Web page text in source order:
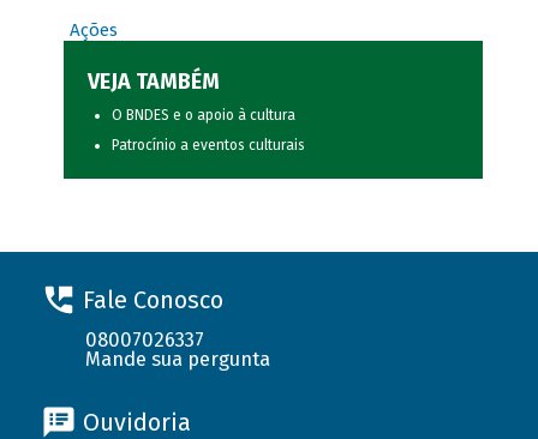
Ações
VEJA TAMBÉM
O BNDES e o apoio à cultura
Patrocínio a eventos culturais
Fale Conosco
08007026337
Mande sua pergunta
Ouvidoria